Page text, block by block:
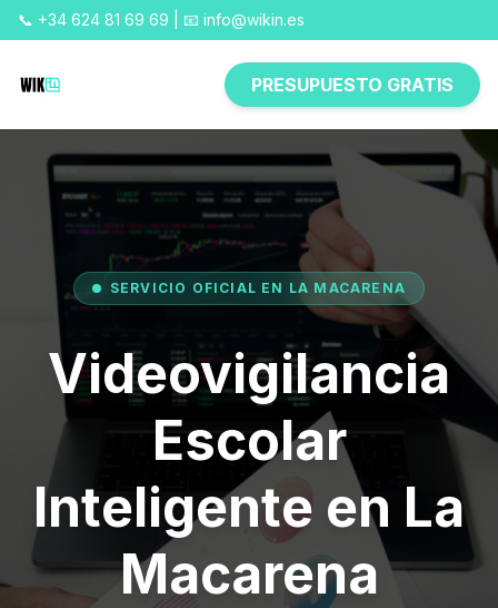
📞 +34 624 81 69 69 | 📧 info@wikin.es
PRESUPUESTO GRATIS
SERVICIO OFICIAL EN LA MACARENA
Videovigilancia
Escolar
Inteligente en La
Macarena